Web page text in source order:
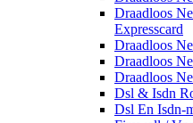
Draadloos
Expresscard
Draadloos
Draadloos
Draadloos
Dsl & Isdn
Dsl En Isdn-